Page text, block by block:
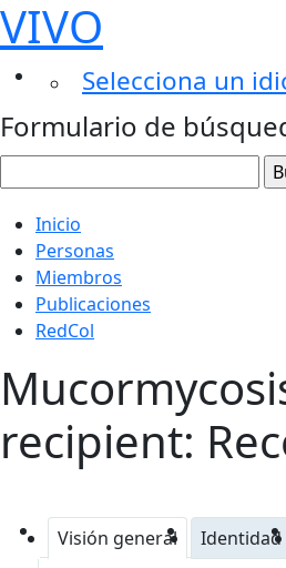
VIVO
Selecciona un
Formulario de
Inicio
Personas
Miembros
Publicaciones
RedCol
recipient:
Visión general Identidad